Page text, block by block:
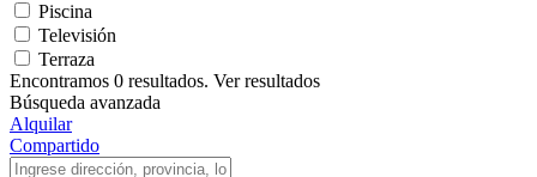
Piscina
Televisión
Terraza
Encontramos 0 resultados. Ver resultados
Búsqueda avanzada
Alquilar
Compartido